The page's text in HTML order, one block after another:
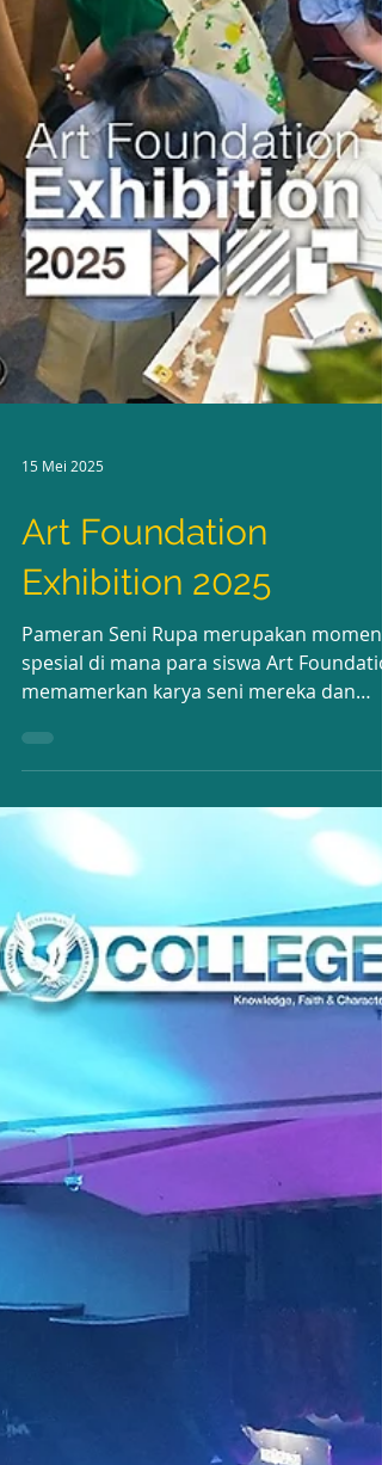
15 Mei 2025
Art Foundation
Exhibition 2025
Pameran Seni Rupa merupakan momen
memamerkan karya seni mereka dan
berbagi inspirasi. Setiap...